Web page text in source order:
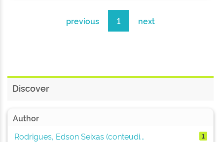
previous 1 next
Discover
Author
Rodrigues, Edson Seixas (conteudi...
1